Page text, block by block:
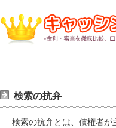
検索の抗弁
検索の抗弁とは、債権者